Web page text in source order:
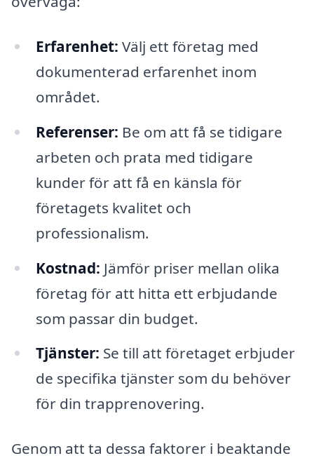
Erfarenhet: Välj ett företag med
dokumenterad erfarenhet inom
området.
Referenser: Be om att få se tidigare
arbeten och prata med tidigare
kunder för att få en känsla för
företagets kvalitet och
professionalism.
Kostnad: Jämför priser mellan olika
företag för att hitta ett erbjudande
som passar din budget.
Tjänster: Se till att företaget erbjuder
de specifika tjänster som du behöver
för din trapprenovering.
Genom att ta dessa faktorer i beaktande